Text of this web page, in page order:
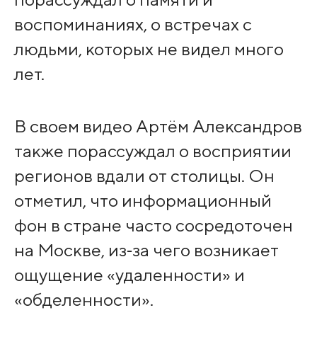
воспоминаниях, о встречах с
людьми, которых не видел много
лет.
В своем видео Артём Александров
также порассуждал о восприятии
регионов вдали от столицы. Он
отметил, что информационный
фон в стране часто сосредоточен
на Москве, из‑за чего возникает
ощущение «удаленности» и
«обделенности».